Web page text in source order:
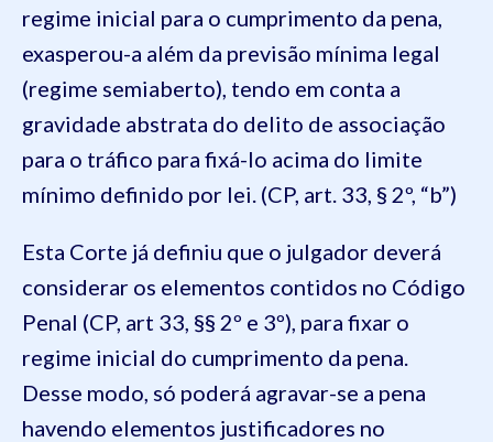
regime inicial para o cumprimento da pena,
exasperou-a além da previsão mínima legal
(regime semiaberto), tendo em conta a
gravidade abstrata do delito de associação
para o tráfico para fixá-lo acima do limite
mínimo definido por lei. (CP, art. 33, § 2º, “b”)
Esta Corte já definiu que o julgador deverá
considerar os elementos contidos no Código
Penal (CP, art 33, §§ 2º e 3º), para fixar o
regime inicial do cumprimento da pena.
Desse modo, só poderá agravar-se a pena
havendo elementos justificadores no